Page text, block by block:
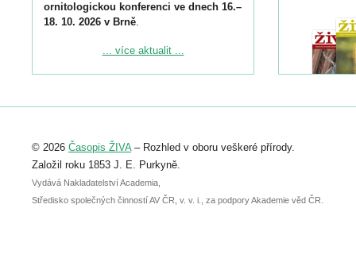
ornitologickou konferenci ve dnech 16.–
18. 10. 2026 v Brně.
Podrobnější informace ke konferenci
Registrovat se můžete do 6. září.
abstraktu přihlášené přednášky nebo
posteru je už 30. června.
... více aktualit ...
© 2026 Časopis ŽIVA– Rozhled v oboru veškeré přírody.
Založil roku 1853 J. E. Purkyně.
Vydává Nakladatelství Academia,
Středisko společných činností AV ČR, v. v. i., za podpory Akademie věd ČR.